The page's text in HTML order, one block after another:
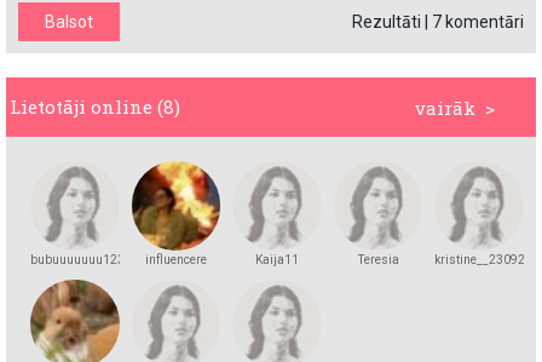
Rezultāti 7 komentāri
vairāk >
Lietotāji online (8)
bubuuuuuuu123 influencere Kaija11 Teresia kristine__23092